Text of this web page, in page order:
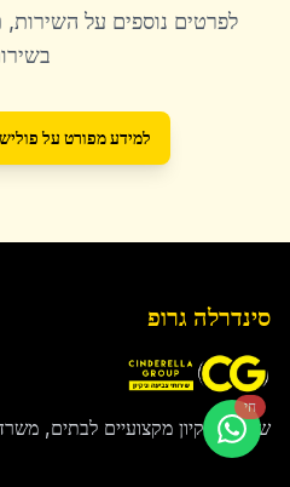
לפרטים נוספים על
למידע מפורט על
סינדרלה גרופ
שירותי ניקיון מקצועיים לבתים,
חי